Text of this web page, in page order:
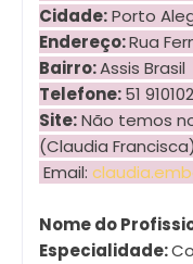
Cidade:Porto
Endereço:Rua
Bairro:Assis Brasil
Telefone:51
Site:Não temos
(Claudia Francisca)
Email:
Nome do
Especialidade: